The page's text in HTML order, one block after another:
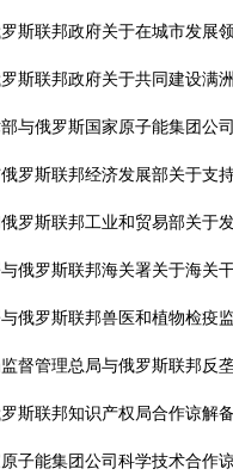
斯联邦政府关于在城市发展
斯联邦政府关于共同建设满
与俄罗斯国家原子能集团公
罗斯联邦经济发展部关于支
罗斯联邦工业和贸易部关于
俄罗斯联邦海关署关于海关
俄罗斯联邦兽医和植物检疫
督管理总局与俄罗斯联邦反
斯联邦知识产权局合作谅解备
子能集团公司科学技术合作